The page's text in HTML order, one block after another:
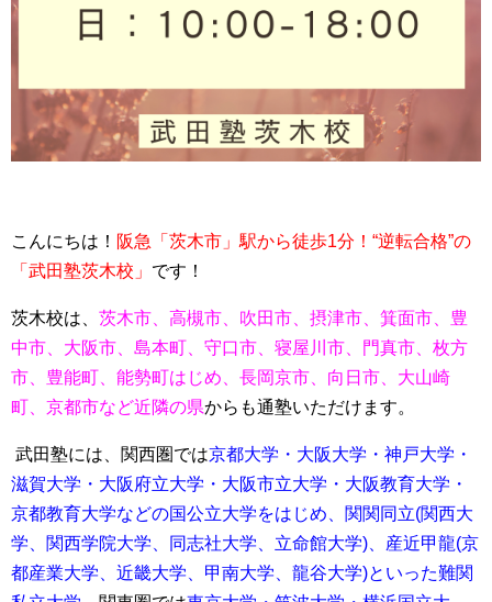
こんにちは！ 阪急「茨木市」駅から徒歩1分！“逆転合格”の
「武田塾茨木校」 です！
茨木校は、 茨木市、高槻市、吹田市、摂津市、箕面市、豊
中市、大阪市、島本町、守口市、寝屋川市、門真市、枚方
市、豊能町、能勢町はじめ、長岡京市、向日市、大山崎
町、京都市など近隣の県からも通塾いただけます。
武田塾には、関西圏では京都大学・大阪大学・神戸大学・
滋賀大学・大阪府立大学・大阪市立大学・大阪教育大学・
京都教育大学などの国公立大学をはじめ、関関同立(関西大
学、関西学院大学、同志社大学、立命館大学)、産近甲龍(京
都産業大学、近畿大学、甲南大学、龍谷大学)といった難関